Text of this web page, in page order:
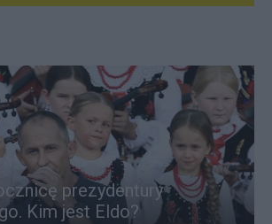
prezydentury
Kim jest Eldo?